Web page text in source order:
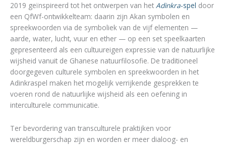
2019 geïnspireerd tot het ontwerpen van het Adinkra-spel door
een QfWf-ontwikkelteam: daarin zijn Akan symbolen en
spreekwoorden via de symboliek van de vijf elementen —
aarde, water, lucht, vuur en ether — op een set speelkaarten
gepresenteerd als een cultuureigen expressie van de natuurlijke
wijsheid vanuit de Ghanese natuurfilosofie. De traditioneel
doorgegeven culturele symbolen en spreekwoorden in het
Adinkraspel maken het mogelijk verrijkende gesprekken te
voeren rond de natuurlijke wijsheid als een oefening in
interculturele communicatie.
Ter bevordering van transculturele praktijken voor
wereldburgerschap zijn en worden er meer dialoog- en